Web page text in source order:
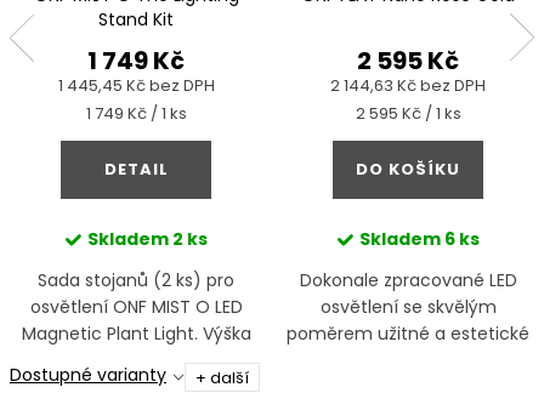
Stand Kit
1 445,45 Kč bez DPH
1 749 Kč
Měrná
cena:
1 749 Kč / 1 ks
DETAIL
Skladem 2 ks
Sada stojanů (2 ks) pro
osvětlení ONF MIST O LED
Magnetic Plant Light. Výška
Dostupné varianty + další
2 144,63 Kč bez DPH
2 595 Kč
Měrná
cena:
2 595 Kč / 1 ks
DO KOŠÍKU
Skladem 6 ks
Dokonale zpracované LED
osvětlení se skvělým
poměrem užitné a estetické